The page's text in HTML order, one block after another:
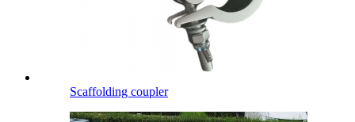
Scaffolding coupler